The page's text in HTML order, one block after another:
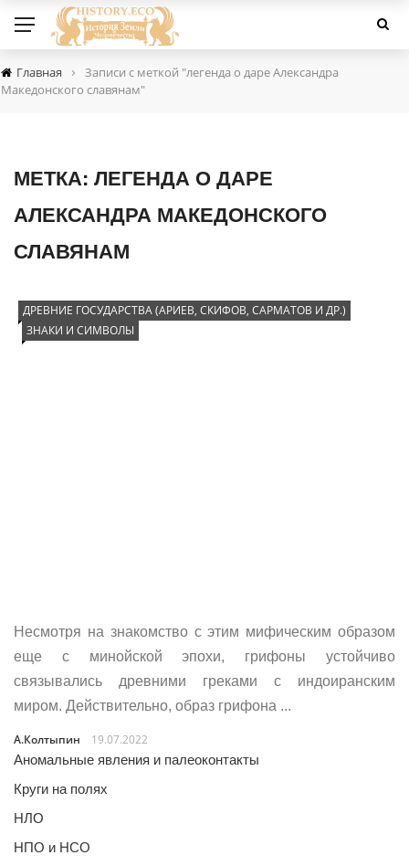
Главная ›
Записи с меткой "легенда о даре Александра
Македонского славянам"
МЕТКА: ЛЕГЕНДА О ДАРЕ
АЛЕКСАНДРА МАКЕДОНСКОГО
СЛАВЯНАМ
ДРЕВНИЕ ГОСУДАРСТВА (АРИЕВ, СКИФОВ, САРМАТОВ И ДР.)
ЗНАКИ И СИМВОЛЫ
Несмотря на знакомство с этим мифическим образом
еще с минойской эпохи, грифоны устойчиво
связывались древними греками с индоиранским
миром. Действительно, образ грифона ...
А.Колтыпин
19.07.2022
Аномальные явления и палеоконтакты
Круги на полях
НЛО
НПО и НСО